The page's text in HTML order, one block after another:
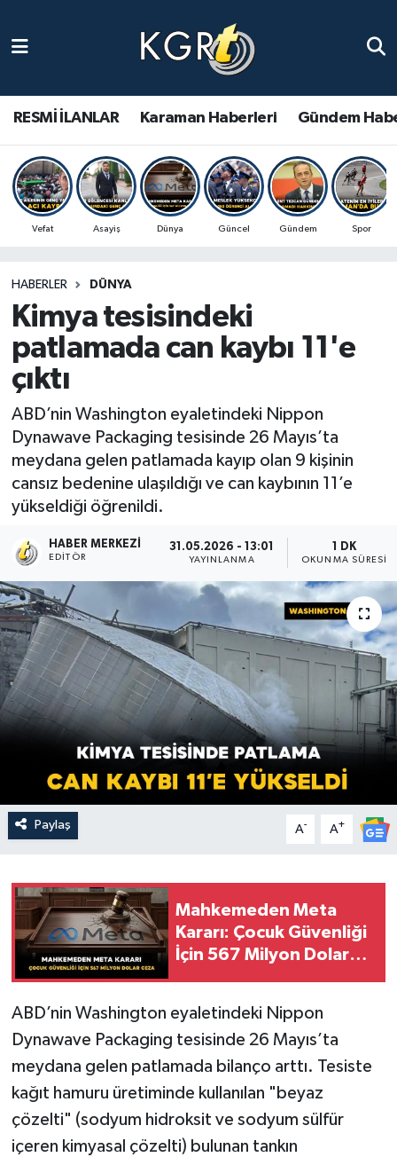
RESMİ İLANLAR Karaman Haberleri Gündem
Vefat Asayiş Dünya Güncel Gündem Spor
HABERLER DÜNYA
Kimya tesisindeki
patlamada can kaybı 11'e
çıktı
ABD’nin Washington eyaletindeki Nippon
Dynawave Packaging tesisinde 26 Mayıs’ta
meydana gelen patlamada kayıp olan 9 kişinin
cansız bedenine ulaşıldığı ve can kaybının 11’e
yükseldiği öğrenildi.
HABER MERKEZI
EDITÖR
31.05.2026 - 13:01
YAYINLANMA
1 DK
OKUNMA SÜRESI
Paylaş A- A+
Mahkemeden Meta
Kararı: Çocuk Güvenliği
İçin 567 Milyon Dolar
ABD’nin Washington eyaletindeki Nippon
Dynawave Packaging tesisinde 26 Mayıs’ta
meydana gelen patlamada bilanço arttı. Tesiste
kağıt hamuru üretiminde kullanılan "beyaz
çözelti" (sodyum hidroksit ve sodyum sülfür
içeren kimyasal çözelti) bulunan tankın
Gündem Haberleri
Güncel Haberler
Spor Haberleri
Ulusal Haberler
Vefat Edenler